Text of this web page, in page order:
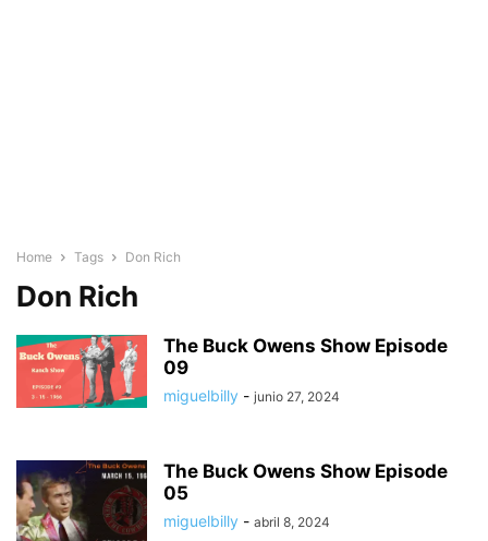
Home Tags Don Rich
Don Rich
The Buck Owens Show Episode
09
miguelbilly - junio 27, 2024
The Buck Owens Show Episode
05
miguelbilly - abril 8, 2024